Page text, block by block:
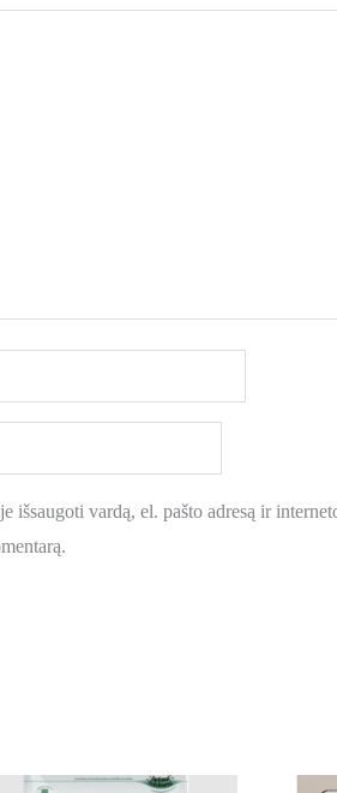
išsaugoti vardą, el. pašto adresą ir